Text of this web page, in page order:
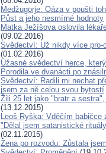
Medžugorje: Oáza v poušti
Půst a jeho nesmírné hodnoty
Matka Ježíšova oslovila
(09.02.2016)
Svědectví: Už nikdy více pro-
(01.02.2016)
Úžasné svědectví herce,
Porodila ve dvanácti po
Svědectví: Radili mi nechat
jsem za ně celou svou bytostí
Žili 25 let jako "bratr a
(13.12.2015)
Leoš Ryška: Vděčím babičce
"Dělal jsem satanistické
(02.11.2015)
Žena po rozvodu: Zůstala